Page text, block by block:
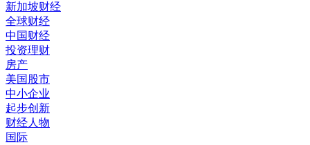
新加坡财经
全球财经
中国财经
投资理财
房产
美国股市
中小企业
起步创新
财经人物
国际